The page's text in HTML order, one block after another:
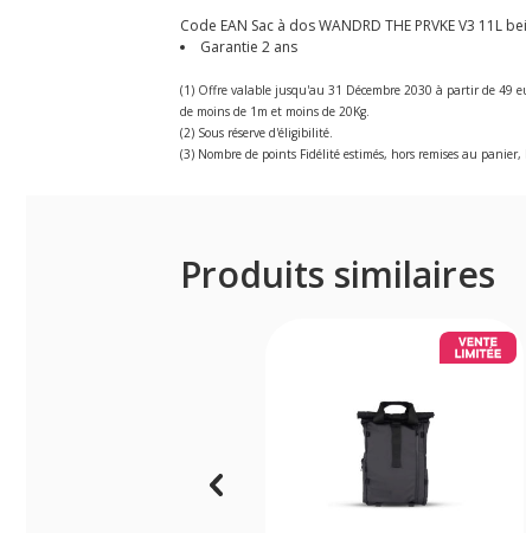
Code EAN Sac à dos WANDRD THE PRVKE V3 11L
Garantie 2 ans
(1) Offre valable jusqu'au 31 Décembre 2030 à partir de 49
de moins de 1m et moins de 20Kg.
(2) Sous réserve d'éligibilité.
(3) Nombre de points Fidélité estimés, hors remises au
Produits similaires